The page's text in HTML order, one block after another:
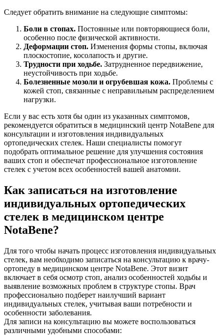
Следует обратить внимание на следующие симптомы:
Боли в стопах. Постоянные или повторяющиеся боли,
особенно после физической активности.
Деформации стоп. Изменения формы стопы, включая
плоскостопие, косолапость и другие.
Трудности при ходьбе. Затрудненное передвижение,
неустойчивость при ходьбе.
Болезненные мозоли и огрубевшая кожа. Проблемы с
кожей стоп, связанные с неправильным распределением
нагрузки.
Если у вас есть хотя бы один из указанных симптомов,
рекомендуется обратиться в медицинский центр NotaBene для
консультации и изготовления индивидуальных
ортопедических стелек. Наши специалисты помогут
подобрать оптимальное решение для улучшения состояния
ваших стоп и обеспечат профессиональное изготовление
стелек с учетом всех особенностей вашей анатомии.
Как записаться на изготовление
индивидуальных ортопедических
стелек в медицинском центре
NotaBene?
Для того чтобы начать процесс изготовления индивидуальных
стелек, вам необходимо записаться на консультацию к врачу-
ортопеду в медицинском центре NotaBene. Этот визит
включает в себя осмотр стоп, анализ особенностей ходьбы и
выявление возможных проблем в структуре стопы. Врач
профессионально подберет наилучший вариант
индивидуальных стелек, учитывая ваши потребности и
особенности заболевания.
Для записи на консультацию вы можете воспользоваться
различными удобными способами: